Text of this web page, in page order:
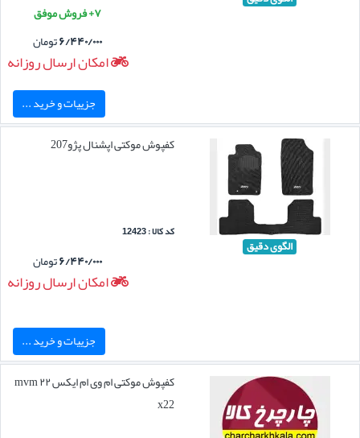
۷+ فروش موفق
۶/۴۴۰/۰۰۰تومان
امکان ارسال روزانه
جزییات و خرید ...
الگوی دقیق
کفپوش موکتی اپشنال پژو207
کد کالا : 12423
۶/۴۴۰/۰۰۰تومان
امکان ارسال روزانه
جزییات و خرید ...
کفپوش موکتی ام وی ام ایکس ۲۲ mvm
x22